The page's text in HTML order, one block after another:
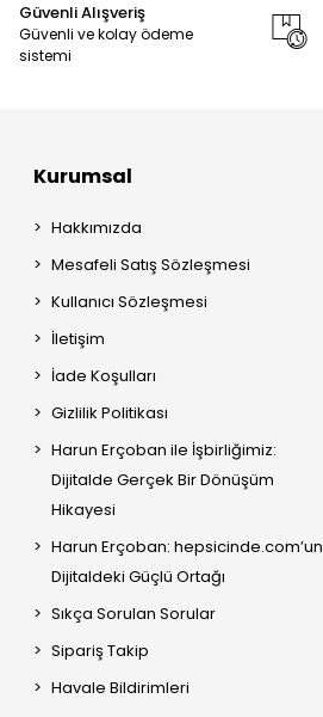
Güvenli Alışveriş
Güvenli ve kolay ödeme
sistemi
Kurumsal
Hakkımızda
Mesafeli Satış Sözleşmesi
Kullanıcı Sözleşmesi
İletişim
İade Koşulları
Gizlilik Politikası
Harun Erçoban ile İşbirliğimiz:
Dijitalde Gerçek Bir Dönüşüm
Hikayesi
Harun Erçoban: hepsicinde.com’un
Dijitaldeki Güçlü Ortağı
Sıkça Sorulan Sorular
Sipariş Takip
Havale Bildirimleri